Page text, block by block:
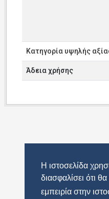
Η ιστοσελίδα
διασφαλίσει ότι
εμπειρία στην
Κατηγορία υψηλής
Άδεια χρήσης